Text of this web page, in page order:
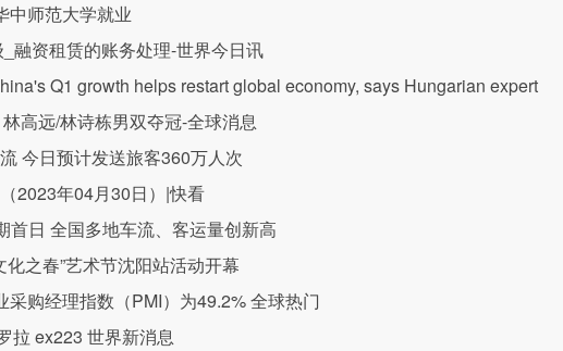
中师范大学就业
融资租赁的账务处理-世界今日讯
Q1 growth helps restart global economy, says Hungarian expert
高远/林诗栋男双夺冠-全球消息
今日预计发送旅客360万人次
2023年04月30日）|快看
首日 全国多地车流、客运量创新高
之春”艺术节沈阳站活动开幕
采购经理指数（PMI）为49.2% 全球热门
拉 ex223 世界新消息